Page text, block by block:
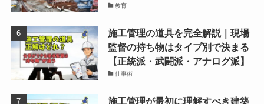
教育
施工管理の道具を完全解説｜現場
監督の持ち物はタイプ別で決まる
【正統派・武闘派・アナログ派】
仕事術
施工管理が最初に理解すべき建築